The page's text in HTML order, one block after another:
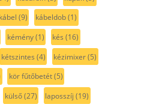
kábel (9) kábeldob(1)
kémény(1) kés (16)
kétszintes (4) kézimixer(5)
kör fűtőbetét(5)
külső(27) laposszíj (19)